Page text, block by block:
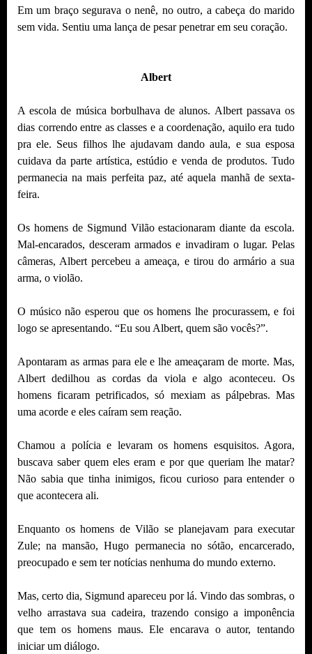
Em um braço segurava o nenê, no outro, a cabeça do marido
sem vida. Sentiu uma lança de pesar penetrar em seu coração.
Albert
A escola de música borbulhava de alunos. Albert passava os
dias correndo entre as classes e a coordenação, aquilo era tudo
pra ele. Seus filhos lhe ajudavam dando aula, e sua esposa
cuidava da parte artística, estúdio e venda de produtos. Tudo
permanecia na mais perfeita paz, até aquela manhã de sexta-
feira.
Os homens de Sigmund Vilão estacionaram diante da escola.
Mal-encarados, desceram armados e invadiram o lugar. Pelas
câmeras, Albert percebeu a ameaça, e tirou do armário a sua
arma, o violão.
O músico não esperou que os homens lhe procurassem, e foi
logo se apresentando. “Eu sou Albert, quem são vocês?”.
Apontaram as armas para ele e lhe ameaçaram de morte. Mas,
Albert dedilhou as cordas da viola e algo aconteceu. Os
homens ficaram petrificados, só mexiam as pálpebras. Mas
uma acorde e eles caíram sem reação.
Chamou a polícia e levaram os homens esquisitos. Agora,
buscava saber quem eles eram e por que queriam lhe matar?
Não sabia que tinha inimigos, ficou curioso para entender o
que acontecera ali.
Enquanto os homens de Vilão se planejavam para executar
Zule; na mansão, Hugo permanecia no sótão, encarcerado,
preocupado e sem ter notícias nenhuma do mundo externo.
Mas, certo dia, Sigmund apareceu por lá. Vindo das sombras, o
velho arrastava sua cadeira, trazendo consigo a imponência
que tem os homens maus. Ele encarava o autor, tentando
iniciar um diálogo.